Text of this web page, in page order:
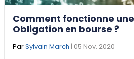
Comment fonctionne une
Obligation en bourse ?
ParSylvain March | 05 Nov. 2020